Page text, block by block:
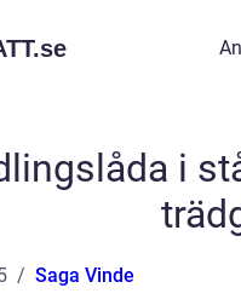
se
i
Saga Vinde